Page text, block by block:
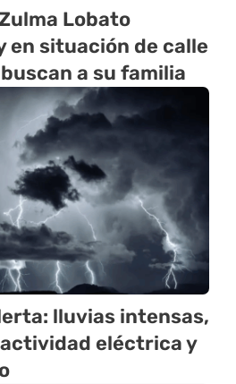
Lobato
en situación de calle
a su familia
lluvias intensas,
eléctrica y